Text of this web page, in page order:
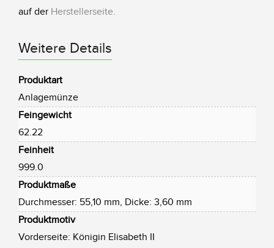
auf der Herstellerseite.
Weitere Details
Produktart
Anlagemünze
Feingewicht
62.22
Feinheit
999.0
Produktmaße
Durchmesser: 55,10 mm, Dicke: 3,60 mm
Produktmotiv
Vorderseite: Königin Elisabeth II